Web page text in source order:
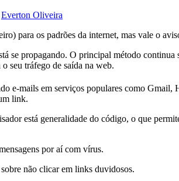
Everton Oliveira
para os padrões da internet, mas vale o
se propagando. O principal método
seu tráfego de saída na web.
e-mails em serviços populares como
link.
está generalidade do código, o que
por aí com vírus.
não clicar em links duvidosos.